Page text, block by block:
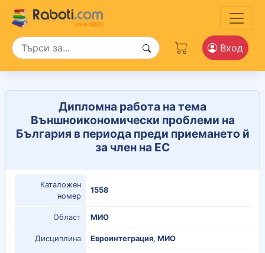
Вход
Дипломна работа на тема
Външноикономически проблеми на
България в периода преди приемането й
за член на ЕС
Каталожен
номер
1558
Област МИО
Дисциплина Евроинтеграция, МИО